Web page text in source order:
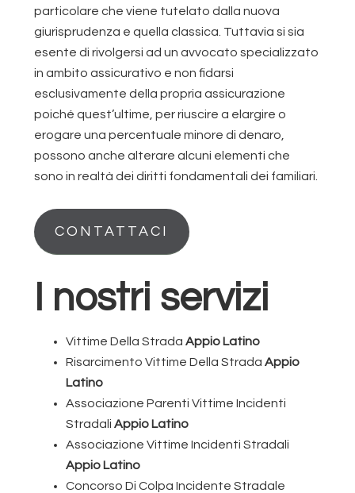
particolare che viene tutelato dalla nuova
giurisprudenza e quella classica. Tuttavia si sia
esente di rivolgersi ad un avvocato specializzato
in ambito assicurativo e non fidarsi
esclusivamente della propria assicurazione
poiché quest’ultime, per riuscire a elargire o
erogare una percentuale minore di denaro,
possono anche alterare alcuni elementi che
sono in realtà dei diritti fondamentali dei familiari.
CONTATTACI
I nostri servizi
Vittime Della StradaAppio Latino
Risarcimento Vittime Della StradaAppio
Latino
Associazione Parenti Vittime Incidenti
StradaliAppio Latino
Associazione Vittime Incidenti Stradali
Appio Latino
Concorso Di Colpa Incidente Stradale